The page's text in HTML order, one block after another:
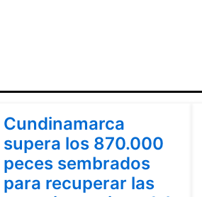
Cundinamarca
supera los 870.000
peces sembrados
para recuperar las